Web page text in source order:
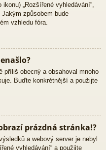
„Rozšířené vyhledávání“,
způsobem bude
vzhledu fóra.
příliš obecný a obsahoval mnoho
Buďte konkrétnější a použijte
prázdná stránka!?
a webový server je nebyl
vyhledávání“ a použijte